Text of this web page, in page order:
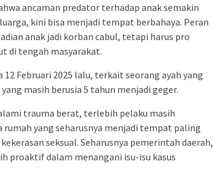
ancaman predator terhadap anak semakin
kini bisa menjadi tempat berbahaya. Peran
anak jadi korban cabul, tetapi harus pro
di tengah masyarakat.
Februari 2025 lalu, terkait seorang ayah yang
masih berusia 5 tahun menjadi geger.
trauma berat, terlebih pelaku masih
yang seharusnya menjadi tempat paling
seksual. Seharusnya pemerintah daerah,
proaktif dalam menangani isu-isu kasus